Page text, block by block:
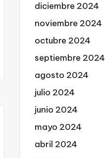
diciembre 2024
noviembre 2024
octubre 2024
septiembre 2024
agosto 2024
julio 2024
junio 2024
mayo 2024
abril 2024